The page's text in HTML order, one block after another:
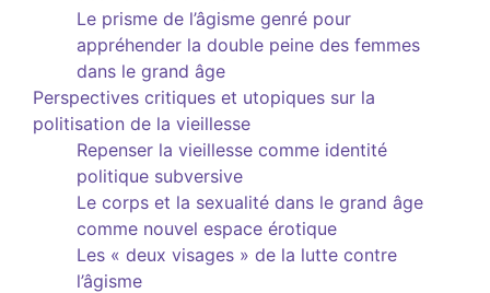
Le prisme de l’âgisme genré pour
appréhender la double peine des femmes
dans le grand âge
Perspectives critiques et utopiques sur la
politisation de la vieillesse
Repenser la vieillesse comme identité
politique subversive
Le corps et la sexualité dans le grand âge
comme nouvel espace érotique
Les « deux visages » de la lutte contre
l’âgisme